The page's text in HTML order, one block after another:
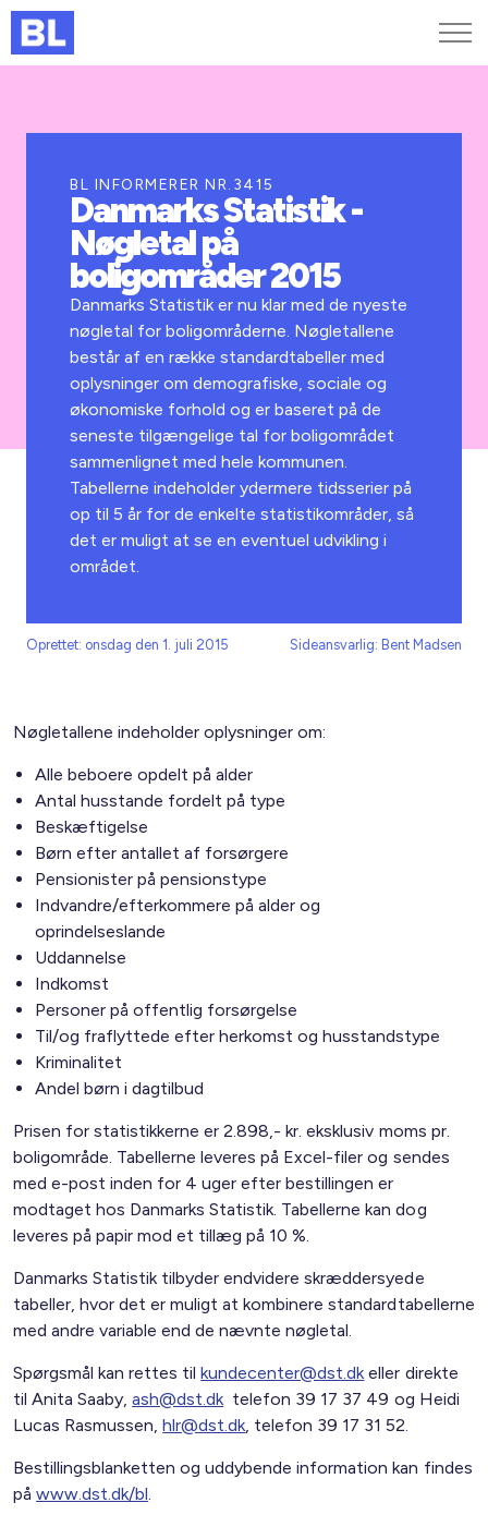
Kurser og arrangementer
Jobportalen
BL INFORMERER NR.3415
Danmarks Statistik -
Nøgletal på
boligområder 2015
Danmarks Statistik er nu klar med de nyeste
nøgletal for boligområderne. Nøgletallene
består af en række standardtabeller med
oplysninger om demografiske, sociale og
økonomiske forhold og er baseret på de
seneste tilgængelige tal for boligområdet
sammenlignet med hele kommunen.
Tabellerne indeholder ydermere tidsserier på
op til 5 år for de enkelte statistikområder, så
det er muligt at se en eventuel udvikling i
området.
Oprettet: onsdag den 1. juli 2015 Sideansvarlig: Bent Madsen
Nøgletallene indeholder oplysninger om:
Alle beboere opdelt på alder
Antal husstande fordelt på type
Beskæftigelse
Børn efter antallet af forsørgere
Pensionister på pensionstype
Indvandre/efterkommere på alder og
oprindelseslande
Uddannelse
Indkomst
Personer på offentlig forsørgelse
Til/og fraflyttede efter herkomst og husstandstype
Kriminalitet
Andel børn i dagtilbud
Prisen for statistikkerne er 2.898,- kr. eksklusiv moms pr.
boligområde. Tabellerne leveres på Excel-filer og sendes
med e-post inden for 4 uger efter bestillingen er
modtaget hos Danmarks Statistik. Tabellerne kan dog
leveres på papir mod et tillæg på 10 %.
Danmarks Statistik tilbyder endvidere skræddersyede
tabeller, hvor det er muligt at kombinere standardtabellerne
med andre variable end de nævnte nøgletal.
Spørgsmål kan rettes tilkundecenter@dst.dkeller direkte
til Anita Saaby,ash@dst.dktelefon 39 17 37 49 og Heidi
Lucas Rasmussen,hlr@dst.dk, telefon 39 17 31 52.
Bestillingsblanketten og uddybende information kan findes
påwww.dst.dk/bl.